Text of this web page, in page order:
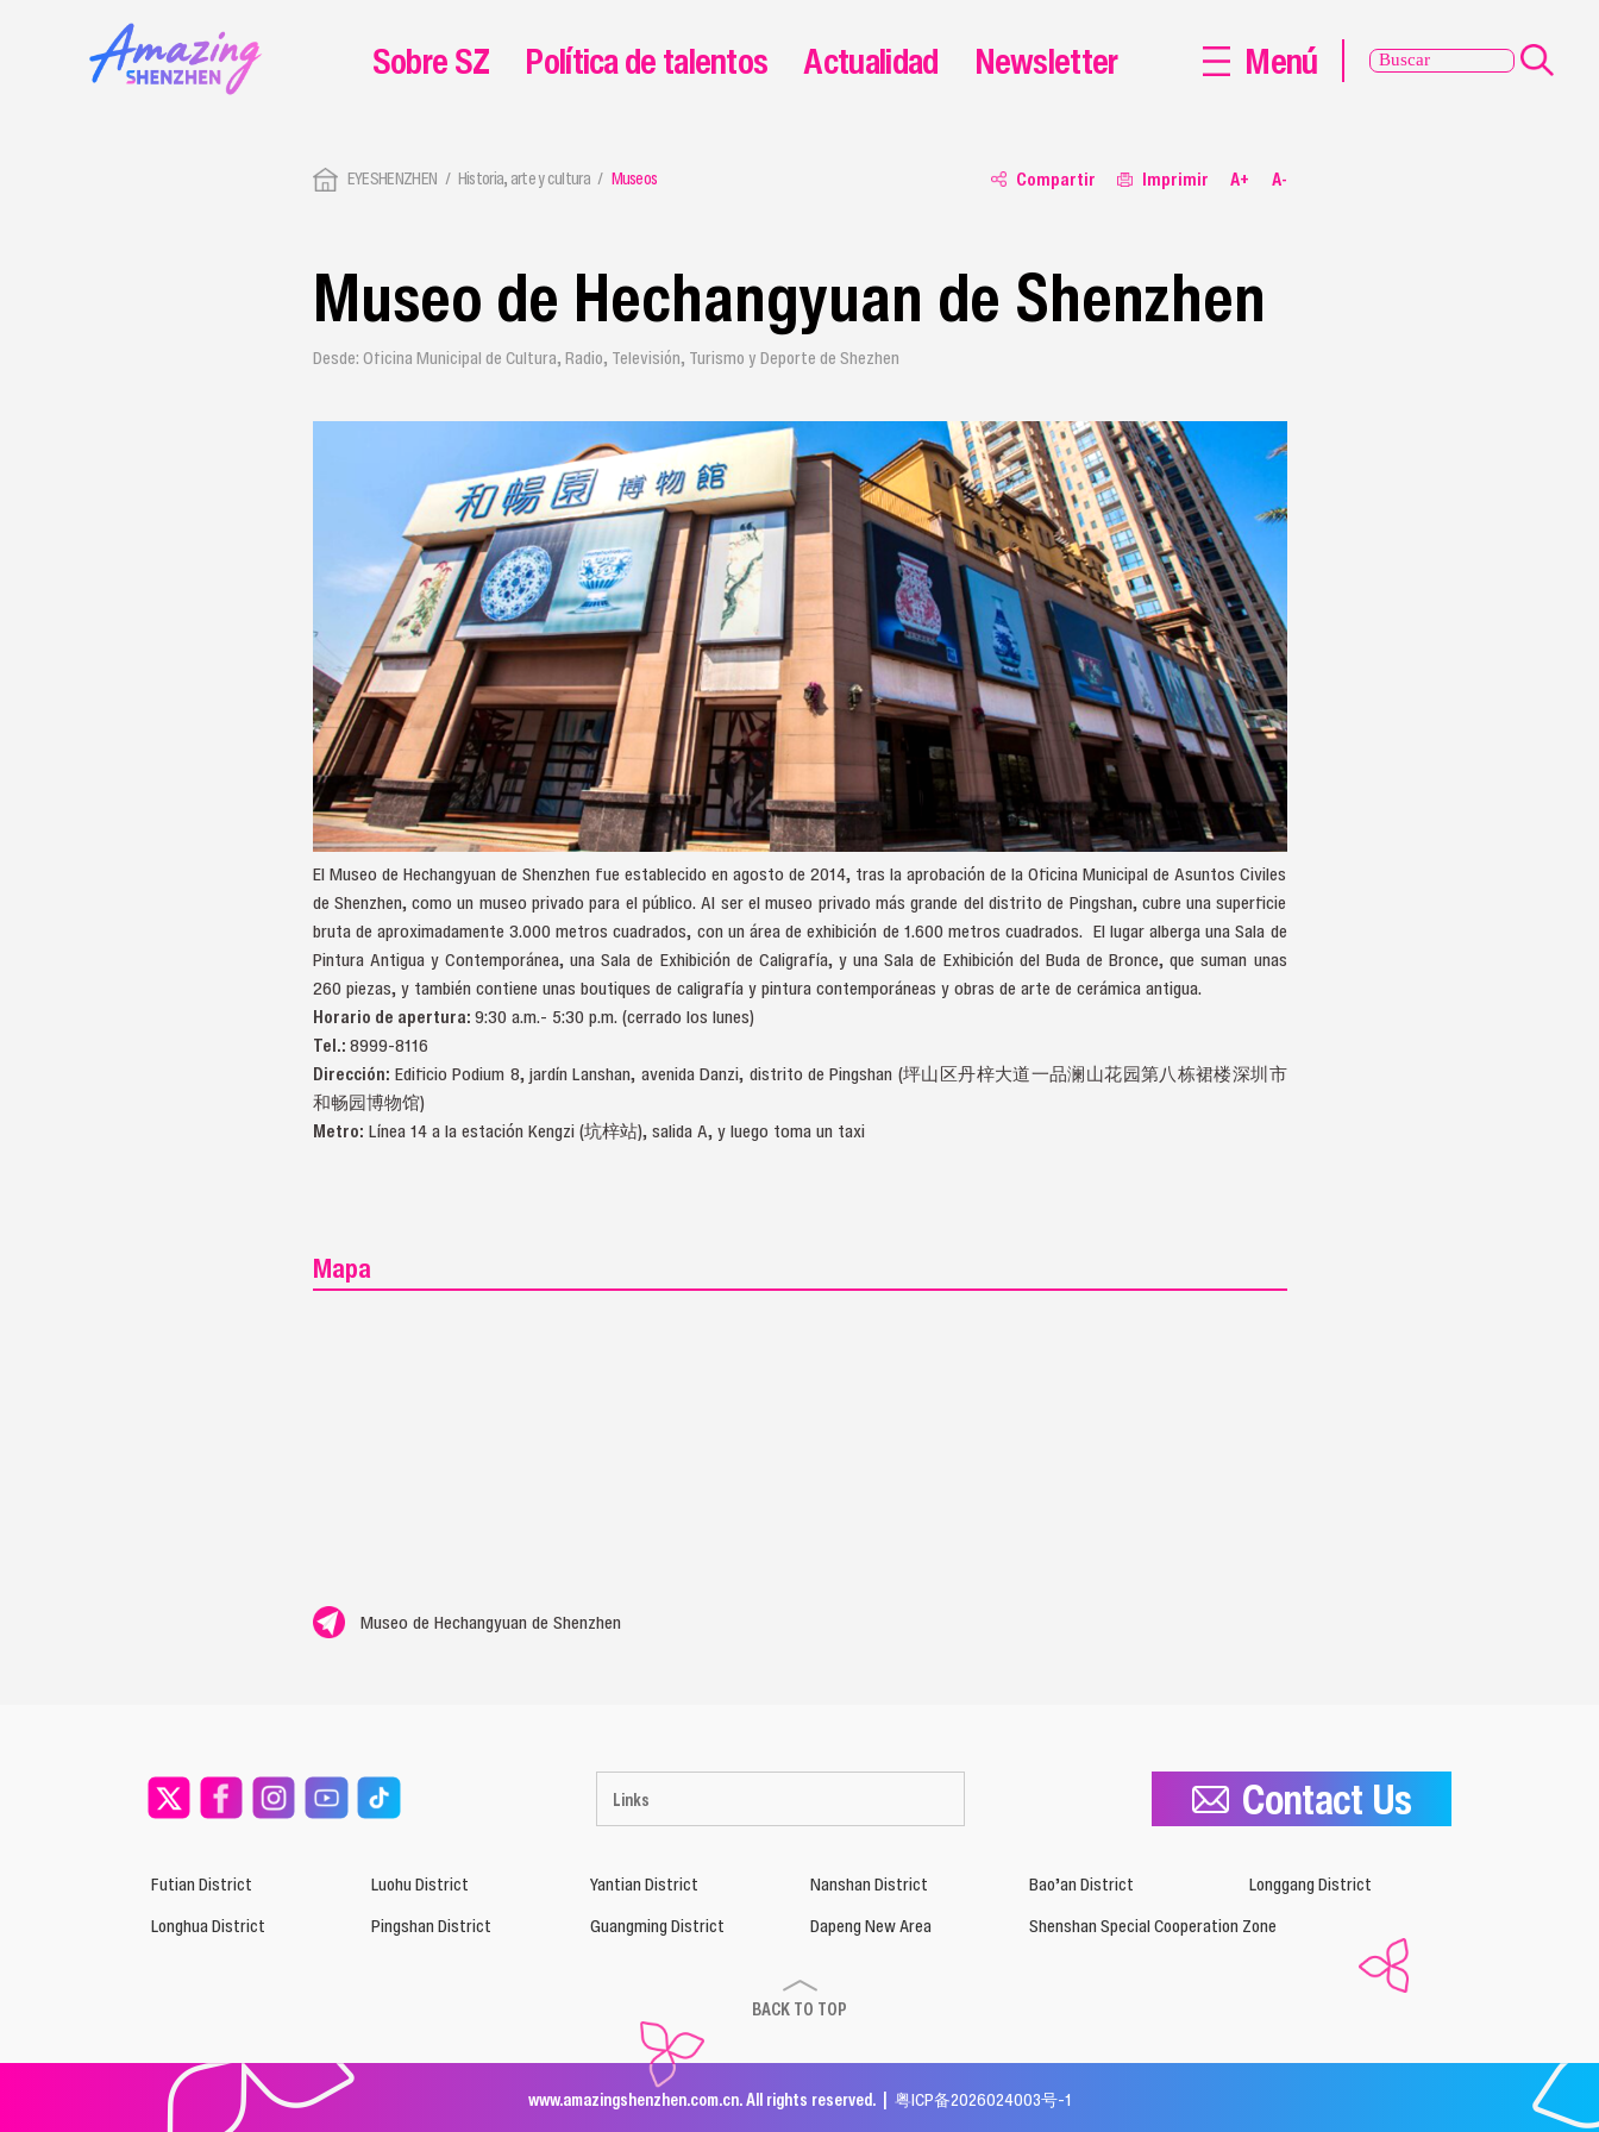
EYESHENZHEN Historia, arte y cultura Museos Compartir Imprimir A+ A-
Museo de Hechangyuan de Shenzhen
Desde: Oficina Municipal de Cultura, Radio, Televisión, Turismo y Deporte de Shezhen
El Museo de Hechangyuan de Shenzhen fue establecido en agosto de 2014, tras la aprobación de la Oficina Municipal de Asuntos Civiles
de Shenzhen, como un museo privado para el público. Al ser el museo privado más grande del distrito de Pingshan, cubre una superficie
bruta de aproximadamente 3.000 metros cuadrados, con un área de exhibición de 1.600 metros cuadrados. El lugar alberga una Sala de
Pintura Antigua y Contemporánea, una Sala de Exhibición de Caligrafía, y una Sala de Exhibición del Buda de Bronce, que suman unas
260 piezas, y también contiene unas boutiques de caligrafía y pintura contemporáneas y obras de arte de cerámica antigua.
Horario de apertura:9:30 a.m.- 5:30 p.m. (cerrado los lunes)
Tel.:8999-8116
Dirección: Edificio Podium 8, jardín Lanshan, avenida Danzi, distrito de Pingshan (坪山区丹梓大道一品澜山花园第八栋裙楼深圳市
和畅园博物馆)
Metro: Línea 14 a la estación Kengzi (坑梓站), salida A, y luego toma un taxi
Mapa
Museo de Hechangyuan de Shenzhen
Sobre SZ Política de talentos Actualidad Newsletter Menú
Links Contact Us
Futian District Luohu District Yantian District Nanshan District Bao’an District
Longgang District
Longhua District
Pingshan District Guangming District Dapeng New Area Shenshan Special Cooperation Zone
BACK TO TOP
www.amazingshenzhen.com.cn. All rights reserved. | 粤ICP备2026024003号-1